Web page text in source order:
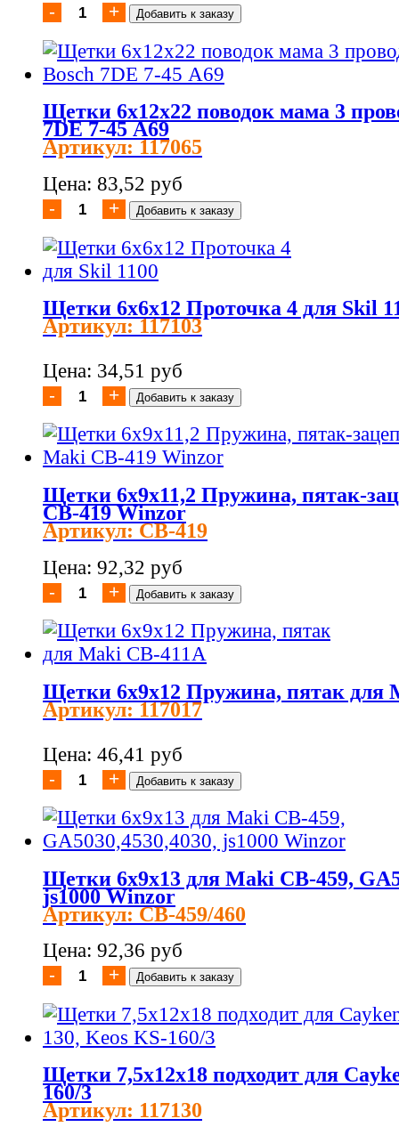
Щетки 6х12х22 поводок мама 3
7DE 7-45 А69
Артикул: 117065
Цена: 83,52 руб
Щетки 6х6х12 Проточка 4 для Skil
Артикул: 117103
Цена: 34,51 руб
Щетки 6х9х11,2 Пружина, пятак-
СВ-419 Winzor
Артикул: CB-419
Цена: 92,32 руб
Щетки 6х9х12 Пружина, пятак для
Артикул: 117017
Цена: 46,41 руб
Щетки 6х9х13 для Maki CB-459,
js1000 Winzor
Артикул: CB-459/460
Цена: 92,36 руб
Щетки 7,5x12x18 подходит для
160/3
Артикул: 117130